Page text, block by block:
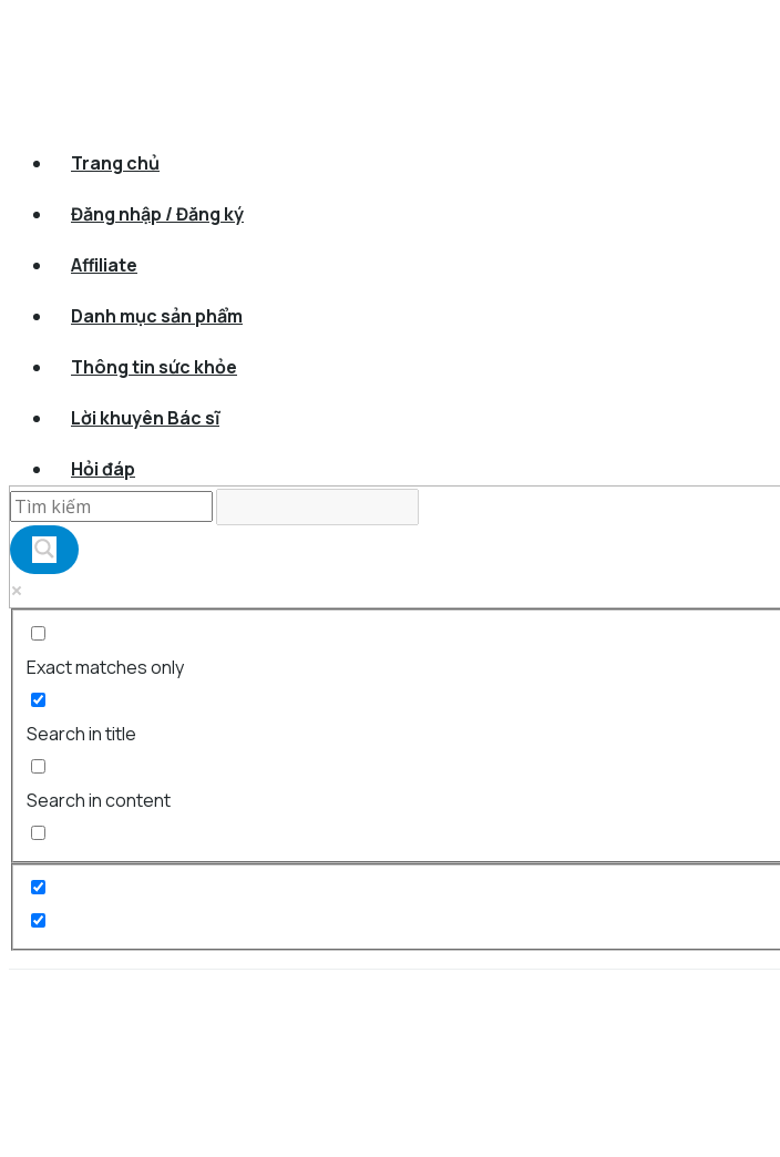
Trang chủ
Đăng nhập / Đăng ký
Affiliate
Danh mục sản phẩm
Thông tin sức khỏe
Lời khuyên Bác sĩ
Hỏi đáp
Exact matches only
Search in title
Search in content